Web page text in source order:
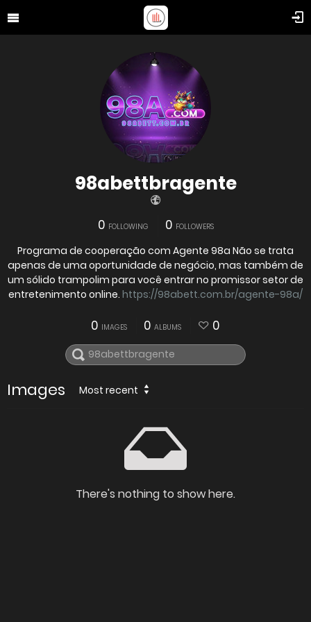
98abettbragente
0 FOLLOWING 0 FOLLOWERS
Programa de cooperação com Agente 98a Não se trata
apenas de uma oportunidade de negócio, mas também de
um sólido trampolim para você entrar no promissor setor de
entretenimento online. https://98abett.com.br/agente-98a/
0 IMAGES 0 ALBUMS 0
Images Most recent
There's nothing to show here.